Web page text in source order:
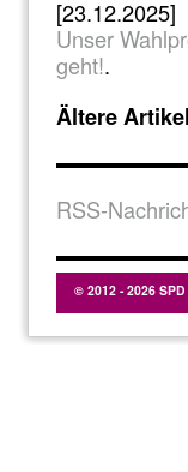
[23.12.2025]
Unser
geht!.
Ältere
RSS-
© 2012 - 2026